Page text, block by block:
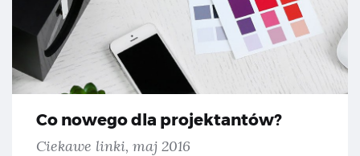
Co nowego dla projektantów?
Ciekawe linki, maj 2016